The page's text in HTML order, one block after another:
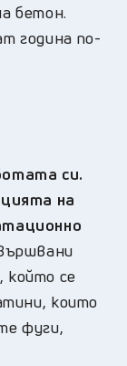
бетон.
година по-
си.
на
се
които
фуги,